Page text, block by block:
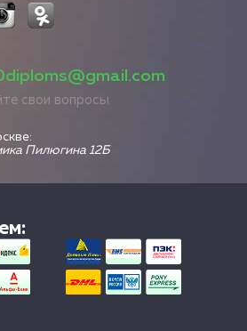
свои вопросы
Пилюгина 12Б